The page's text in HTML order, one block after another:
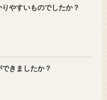
やすいものでしたか？
きましたか？